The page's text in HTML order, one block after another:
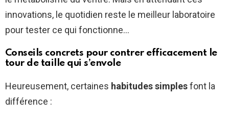
innovations, le quotidien reste le meilleur laboratoire
pour tester ce qui fonctionne…
Conseils concrets pour contrer efficacement le
tour de taille qui s’envole
Heureusement, certaines habitudes simplesfont la
différence :